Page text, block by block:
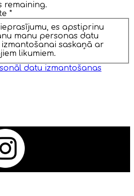
remaining.
*
es apstiprinu
manu personas datu
saskaņā ar
likumiem.
datu izmantošanas